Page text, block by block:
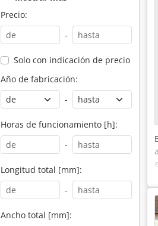
Precio:
-
Solo con indicación de precio
Año de fabricación:
-
Horas de funcionamiento [h]:
-
Longitud total [mm]:
-
Ancho total [mm]: